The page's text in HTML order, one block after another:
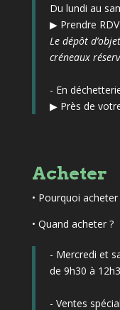
Du lundi au
▶ Prendre RDV
Le dépôt
créneaux
- En
▶ Près de
Acheter
• Pourquoi acheter
• Quand acheter ?
- Mercredi et
de 9h30 à
- Ventes